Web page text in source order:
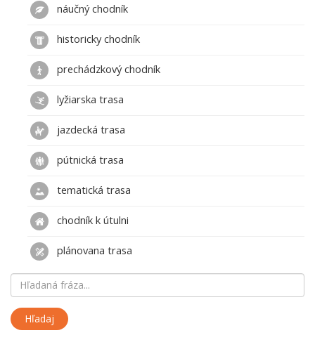
náučný chodník
historicky chodník
prechádzkový chodník
lyžiarska trasa
jazdecká trasa
pútnická trasa
tematická trasa
chodník k útulni
plánovana trasa